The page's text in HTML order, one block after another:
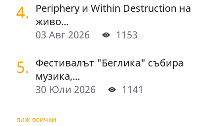
4. Periphery и Within Destruction на
живо...
03 Авг 2026
1153
5. Фестивалът "Беглика" събира
музика,...
30 Юли 2026
1141
виж всички